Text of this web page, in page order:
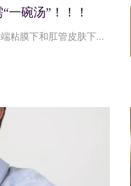
一碗汤”！！！
痔疮——是人体直肠末端粘膜下和肛管皮肤下静脉丛发生扩张和屈曲而形成一个或多个柔软的静脉团的慢性疾病，多见于经常站立者和久坐者。 痔疮虽然不是什么大病，但反反复复，很难彻底治愈，给痔疮患者的生活带来严重的影响，可谓有苦说不出。